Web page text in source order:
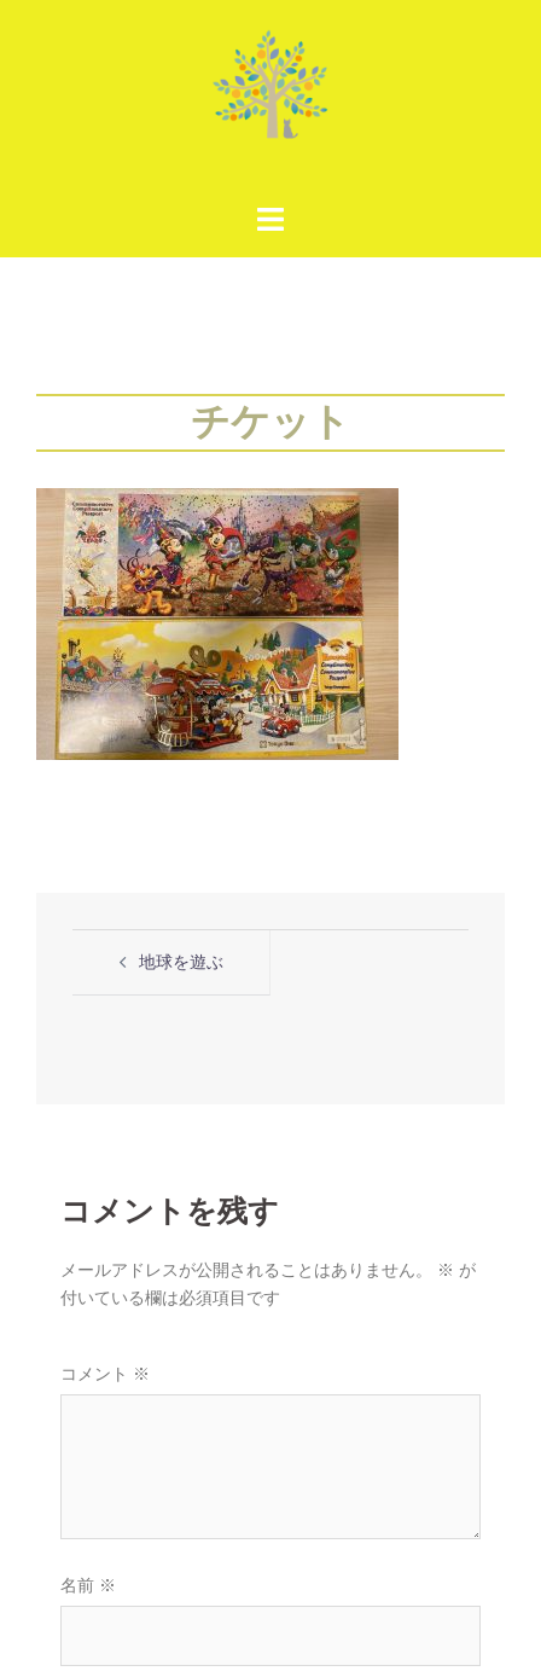
プ
チケット
ョ
ン
地球を遊ぶ
コメントを残す
メールアドレスが公開されることはありません。 ※ が
付いている欄は必須項目です
コメント ※
名前 ※